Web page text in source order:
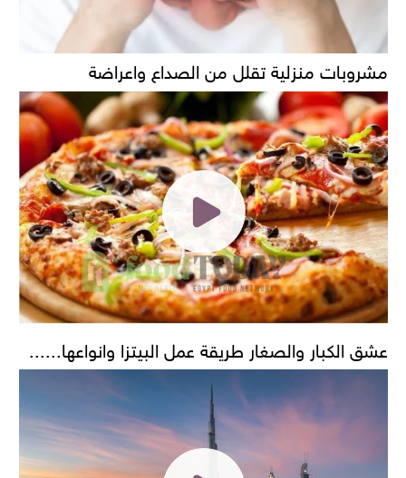
مشروبات منزلية تقلل من الصداع واعراضة
عشق الكبار والصغار طريقة عمل البيتزا وانواعها......